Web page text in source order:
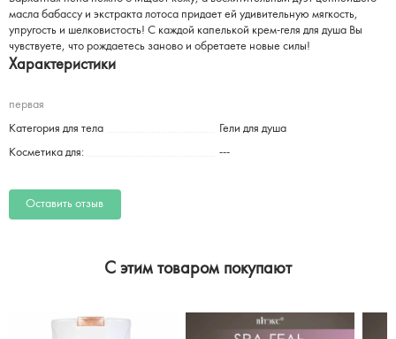
масла бабассу и экстракта лотоса придает ей удивительную мягкость,
упругость и шелковистость! С каждой капелькой крем-геля для душа Вы
чувствуете, что рождаетесь заново и обретаете новые силы!
Характеристики
первая
Категория для тела Гели для душа
Косметика для: ---
Оставить отзыв
C этим товаром покупают